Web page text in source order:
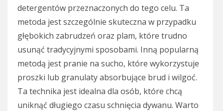
detergentów przeznaczonych do tego celu. Ta
metoda jest szczególnie skuteczna w przypadku
głębokich zabrudzeń oraz plam, które trudno
usunąć tradycyjnymi sposobami. Inną popularną
metodą jest pranie na sucho, które wykorzystuje
proszki lub granulaty absorbujące brud i wilgoć.
Ta technika jest idealna dla osób, które chcą
uniknąć długiego czasu schnięcia dywanu. Warto